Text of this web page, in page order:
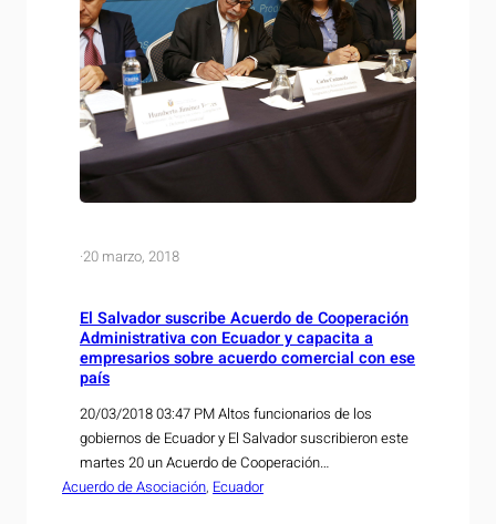
·20 marzo, 2018
El Salvador suscribe Acuerdo de Cooperación
Administrativa con Ecuador y capacita a
empresarios sobre acuerdo comercial con ese
país
20/03/2018 03:47 PM Altos funcionarios de los
gobiernos de Ecuador y El Salvador suscribieron este
martes 20 un Acuerdo de Cooperación
Administrativa, a fin de aprovechar los Acuerdos que
Acuerdo de Asociación, Ecuador